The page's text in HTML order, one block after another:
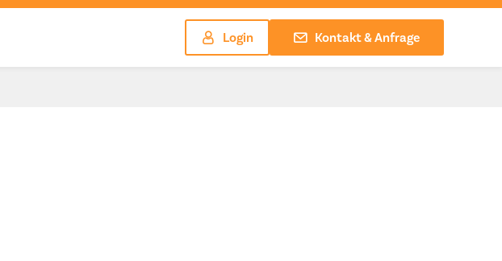
Login Kontakt & Anfrage